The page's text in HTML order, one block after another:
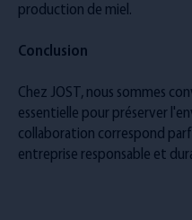
production de miel.
Conclusion
Chez JOST, nous sommes
essentielle pour préserver
collaboration correspond
entreprise responsable et